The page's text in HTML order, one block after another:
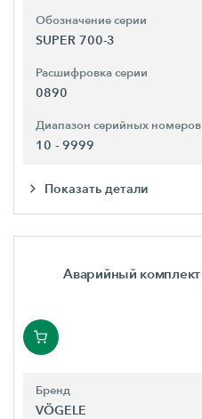
Обозначение серии
SUPER 700-3
Расшифровка серии
0890
Диапазон серийных номеров
10 - 9999
Показать детали
Аварийный комплект
Бренд
VÖGELE